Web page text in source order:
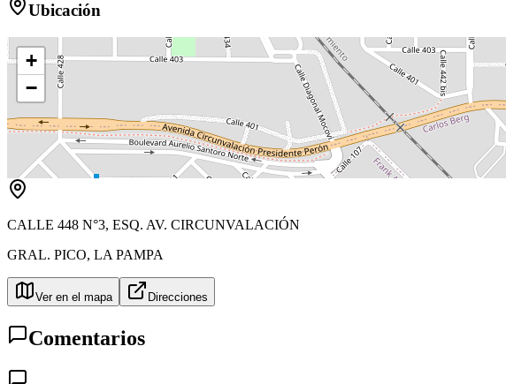
Ubicación
+
−
CALLE 448 N°3, ESQ. AV. CIRCUNVALACIÓN
GRAL. PICO, LA PAMPA
Ver en el mapa Direcciones
Comentarios